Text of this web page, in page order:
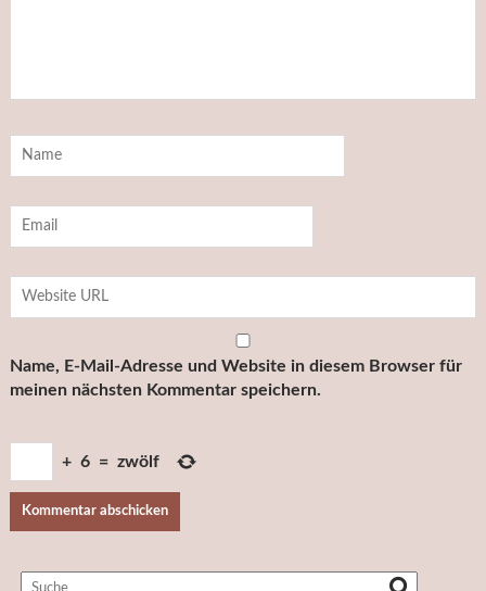
Name, E-Mail-Adresse und Website in diesem Browser für
meinen nächsten Kommentar speichern.
+ 6 = zwölf